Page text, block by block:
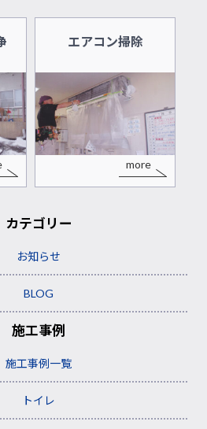
エアコン掃除
more
カテゴリー
お知らせ
BLOG
施工事例
施工事例一覧
トイレ